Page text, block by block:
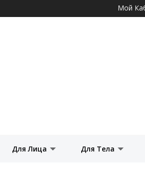
основному
Мой
Для Лица Для Тела